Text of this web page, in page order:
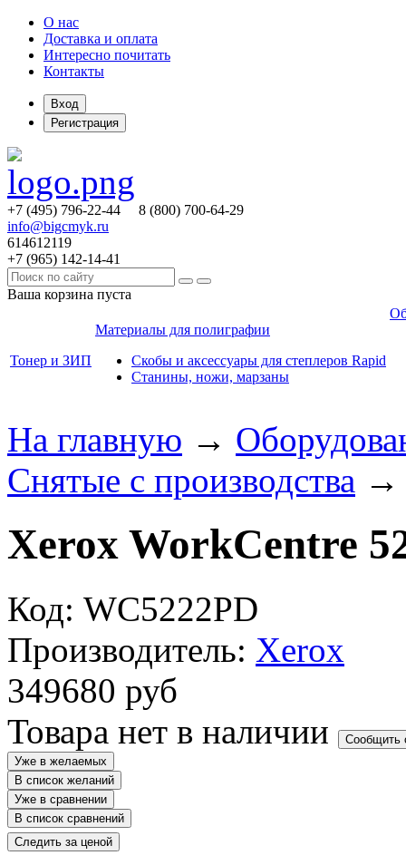
О нас
Доставка и оплата
Интересно почитать
Контакты
Вход
Регистрация
+7 (495) 796-22-44 8 (800) 700-64-29
info@bigcmyk.ru
614612119
+7 (965) 142-14-41
Ваша корзина пуста
Тонер и ЗИП
Материалы для полиграфии
Скобы и аксессуары для степлеров Rapid
Станины, ножи, марзаны
На главную →
Снятые с производства
Xerox WorkCentre
Код: WC5222PD
Производитель: Xerox
349680 руб
Товара нет в наличии
Сообщить
Уже в желаемых
В список желаний
Уже в сравнении
В список сравнений
Следить за ценой